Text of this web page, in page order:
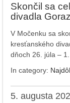
Skončil sa
divadla
V Močenku sa
kresťanského
dňoch 26. júla –
In category:
5. augusta